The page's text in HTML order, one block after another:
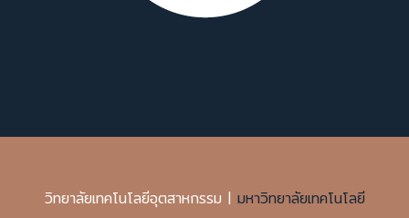
วิทยาลัยเทคโนโลยีอุตสาหกรรม | มหาวิทยาลัยเทคโนโลยี